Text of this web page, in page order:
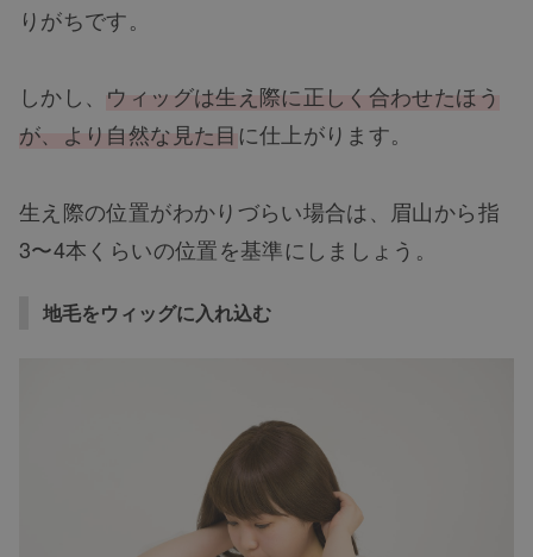
りがちです。
しかし、 ウィッグは生え際に正しく合わせたほう
が、より自然な見た目 に仕上がります。
生え際の位置がわかりづらい場合は、眉山から指
3〜4本くらいの位置を基準にしましょう。
地毛をウィッグに入れ込む